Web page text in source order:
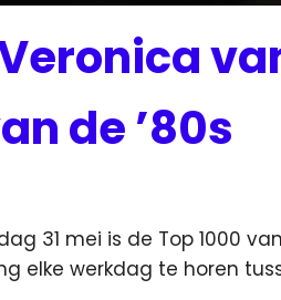
de ’80s
31 mei is de Top 1000
elke werkdag te horen